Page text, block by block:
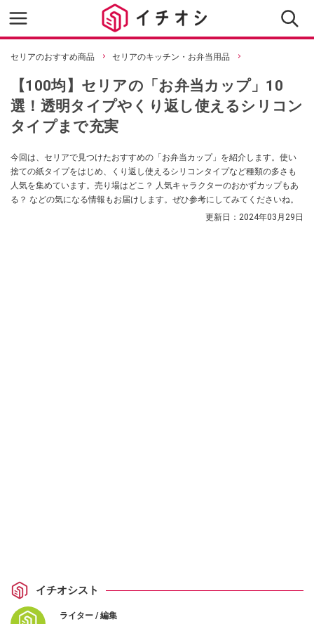
セリアのおすすめ商品 セリアのキッチン・お弁当用品
【100均】セリアの「お弁当カップ」10
選！透明タイプやくり返し使えるシリコン
タイプまで充実
今回は、セリアで見つけたおすすめの「お弁当カップ」を紹介します。使い
捨ての紙タイプをはじめ、くり返し使えるシリコンタイプなど種類の多さも
人気を集めています。売り場はどこ？ 人気キャラクターのおかずカップもあ
る？ などの気になる情報もお届けします。ぜひ参考にしてみてくださいね。
更新日： 2024年03月29日
イチオシスト
ライター / 編集